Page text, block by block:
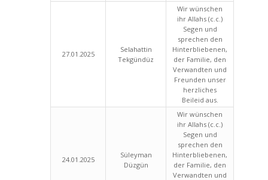
27.01.2025
Selahattin
Tekgündüz
Wir wünschen
ihr Allahs (c.c.)
Segen und
sprechen den
Hinterbliebenen,
der Familie, den
Verwandten und
Freunden unser
herzliches
Beileid aus.
24.01.2025
Süleyman
Düzgün
Wir wünschen
ihr Allahs (c.c.)
Segen und
sprechen den
Hinterbliebenen,
der Familie, den
Verwandten und